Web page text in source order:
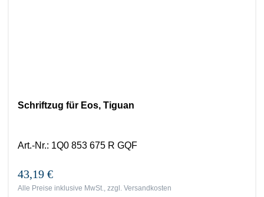
Schriftzug für Eos, Tiguan
Art.-Nr.: 1Q0 853 675 R GQF
43,19 €
Alle Preise inklusive MwSt., zzgl. Versandkosten